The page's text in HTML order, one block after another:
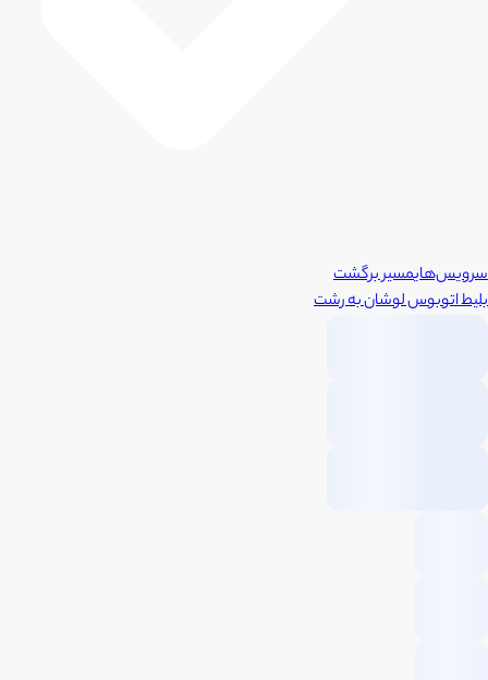
سرویس‌هایمسیر برگشت
بلیط اتوبوسلوشانبهرشت